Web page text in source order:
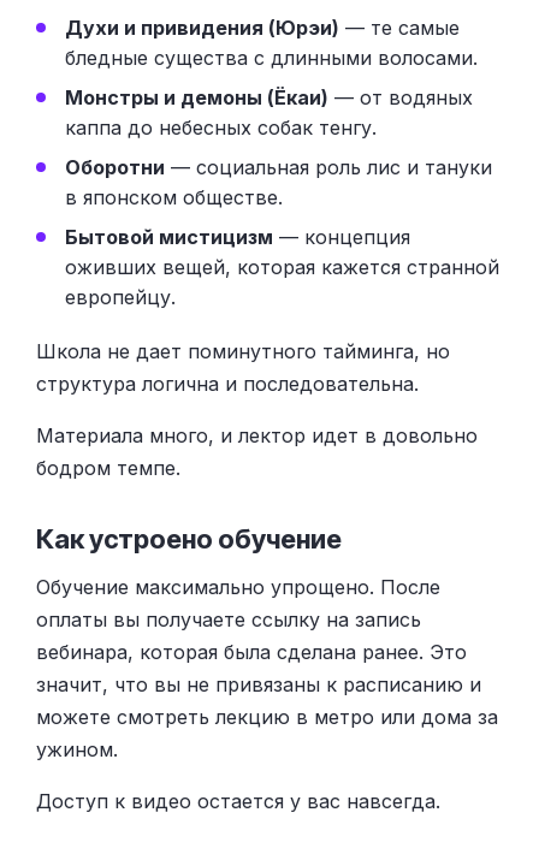
Духи и привидения (Юрэи) — те самые
бледные существа с длинными волосами.
Монстры и демоны (Ёкаи) — от водяных
каппа до небесных собак тенгу.
Оборотни — социальная роль лис и тануки
в японском обществе.
Бытовой мистицизм — концепция
оживших вещей, которая кажется странной
европейцу.
Школа не дает поминутного тайминга, но
структура логична и последовательна.
Материала много, и лектор идет в довольно
бодром темпе.
Как устроено обучение
Обучение максимально упрощено. После
оплаты вы получаете ссылку на запись
вебинара, которая была сделана ранее. Это
значит, что вы не привязаны к расписанию и
можете смотреть лекцию в метро или дома за
ужином.
Доступ к видео остается у вас навсегда.